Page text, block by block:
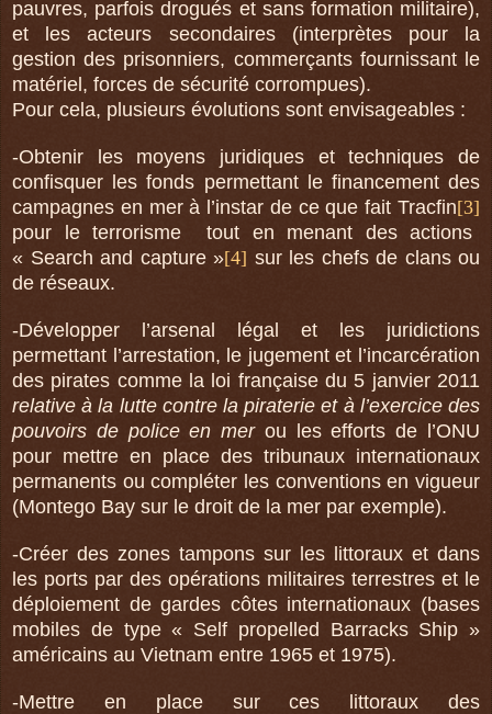
pauvres, parfois drogués et sans formation militaire),
et les acteurs secondaires (interprètes pour la
gestion des prisonniers, commerçants fournissant le
matériel, forces de sécurité corrompues).
Pour cela, plusieurs évolutions sont envisageables :
-Obtenir les moyens juridiques et techniques de
confisquer les fonds permettant le financement des
campagnes en mer à l’instar de ce que fait Tracfin[3]
pour le terrorisme
tout en menant des actions
« Search and capture »[4] sur les chefs de clans ou
de réseaux.
-Développer l’arsenal légal et les juridictions
permettant l’arrestation, le jugement et l’incarcération
des pirates comme la loi française du 5 janvier 2011
relative à la lutte contre la piraterie et à l’exercice des
pouvoirs de police en merou les efforts de l’ONU
pour mettre en place des tribunaux internationaux
permanents ou compléter les conventions en vigueur
(Montego Bay sur le droit de la mer par exemple).
-Créer des zones tampons sur les littoraux et dans
les ports par des opérations militaires terrestres et le
déploiement de gardes côtes internationaux (bases
mobiles de type « Self propelled Barracks Ship »
américains au Vietnam entre 1965 et 1975).
-Mettre en place sur ces littoraux des